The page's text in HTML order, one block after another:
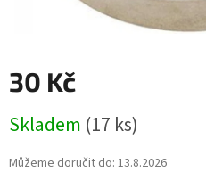
30 Kč
cena:
Skladem (17 ks)
Můžeme doručit do: 13.8.2026